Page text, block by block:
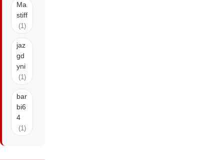
Ma
stiff
(1)
jaz
gd
yni
(1)
bar
bi6
4
(1)